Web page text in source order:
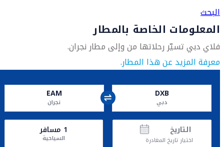
البحث
المعلومات الخاصة بالمطار
فلاي دبي تسيّر رحلاتها من وإلى مطار نجران.
معرفة المزيد عن هذا المطار.
DXB
دبي
EAM
نجران‎
التاريخ
اختيار تاريخ المغادرة
1 مسافر
السياحية